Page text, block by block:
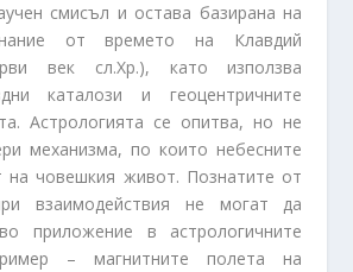
смисъл и остава базирана на
от времето на Клавдий
век сл.Хр.), като използва
каталози и геоцентричните
Астрологията се опитва, но не
механизма, по които небесните
на човешкия живот. Познатите от
взаимодействия не могат да
приложение в астрологичните
– магнитните полета на